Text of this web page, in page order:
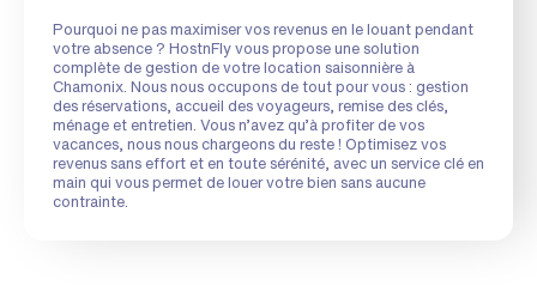
Pourquoi ne pas maximiser vos revenus en le louant pendant
votre absence ? HostnFly vous propose une solution
complète de gestion de votre location saisonnière à
Chamonix. Nous nous occupons de tout pour vous : gestion
des réservations, accueil des voyageurs, remise des clés,
ménage et entretien. Vous n’avez qu’à profiter de vos
vacances, nous nous chargeons du reste ! Optimisez vos
revenus sans effort et en toute sérénité, avec un service clé en
main qui vous permet de louer votre bien sans aucune
contrainte.